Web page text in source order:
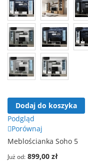
Dodaj do koszyka
Podgląd
Porównaj
Meblościanka Soho 5
Już od 899,00 zł